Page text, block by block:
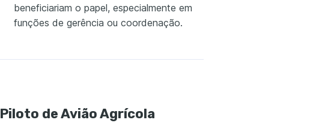
beneficiariam o papel, especialmente em
funções de gerência ou coordenação.
Piloto de Avião Agrícola